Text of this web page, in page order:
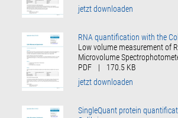
jetzt downloaden
RNA quantification with the
Low volume measurement of
Microvolume
PDF
|
170.5 KB
jetzt downloaden
SingleQuant protein